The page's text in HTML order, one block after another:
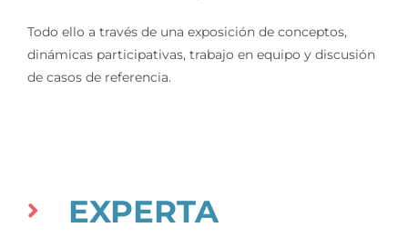
Todo ello a través de una exposición de conceptos,
dinámicas participativas, trabajo en equipo y discusión
de casos de referencia.
EXPERTA